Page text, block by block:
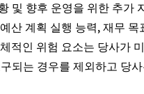
및 향후 운영을 위한 추가
예산 계획 실행 능력, 재무
적인 위험 요소는 당사가
되는 경우를 제외하고 당